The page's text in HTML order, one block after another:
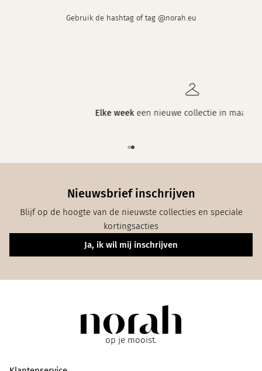
Gebruik de hashtag of tag @norah.eu
een nieuwe collectie in maat 34 t/m 48
Nieuwsbrief inschrijven
Blijf op de hoogte van de nieuwste collecties en speciale
kortingsacties
Ja, ik wil mij inschrijven
op je mooist.